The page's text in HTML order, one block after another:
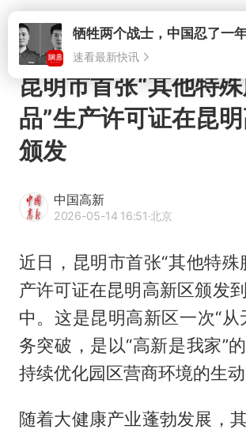
速看最新快讯
昆明市首张“其他特
品”生产许可证在昆
颁发
中国高新
2026-05-14 16:51·北京
近日，昆明市首张“其他特殊
产许可证在昆明高新区颁发
中。这是昆明高新区一次“从
务突破，是以“高新是我家”
持续优化园区营商环境的生动
随着大健康产业蓬勃发展，